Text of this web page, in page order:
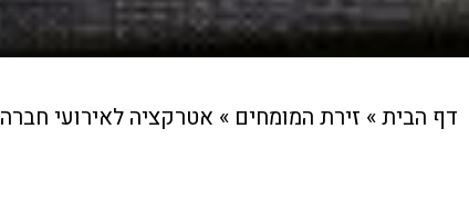
דף הבית» זירת המומחים » אטרקציה לאירועי חברה